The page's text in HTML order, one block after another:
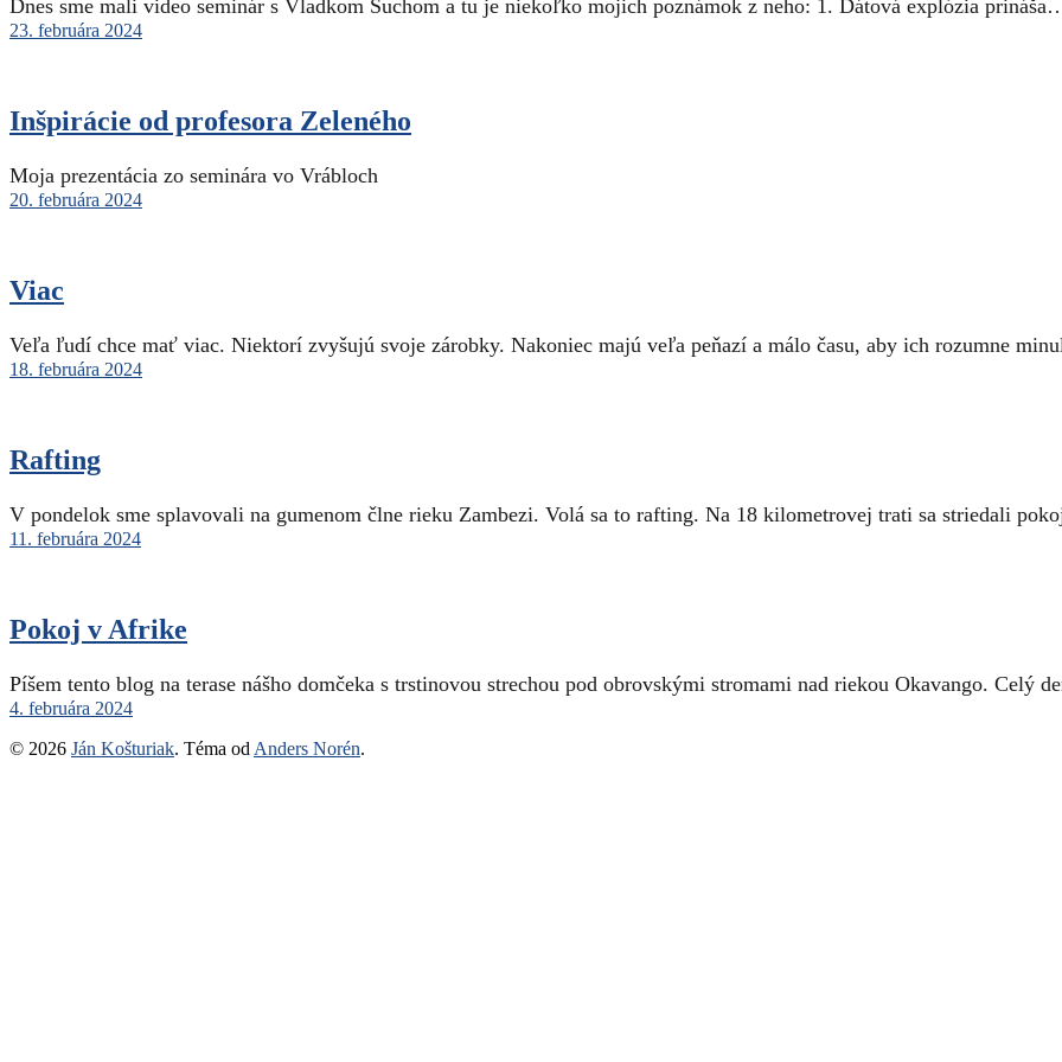
Dnes sme mali video seminár s Vladkom Šuchom a tu je niekoľko mojich poznámok z neho: 1. Dátová explózia
23. februára 2024
Inšpirácie od profesora Zeleného
Moja prezentácia zo seminára vo Vrábloch
20. februára 2024
Viac
Veľa ľudí chce mať viac. Niektorí zvyšujú svoje zárobky. Nakoniec majú veľa peňazí a málo času, aby ich rozumne
18. februára 2024
Rafting
V pondelok sme splavovali na gumenom člne rieku Zambezi. Volá sa to rafting. Na 18 kilometrovej trati sa striedali
11. februára 2024
Pokoj v Afrike
Píšem tento blog na terase nášho domčeka s trstinovou strechou pod obrovskými stromami nad riekou Okavango. Celý
4. februára 2024
© 2026 Ján Košturiak. Téma od Anders Norén.